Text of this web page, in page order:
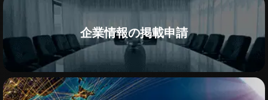
企業情報の掲載申請